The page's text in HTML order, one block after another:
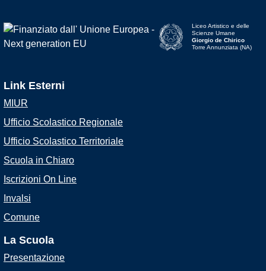
Liceo Artistico e delle
Scienze Umane
Giorgio de Chirico
Torre Annunziata (NA)
Link Esterni
MIUR
Ufficio Scolastico Regionale
Ufficio Scolastico Territoriale
Scuola in Chiaro
Iscrizioni On Line
Invalsi
Comune
La Scuola
Presentazione